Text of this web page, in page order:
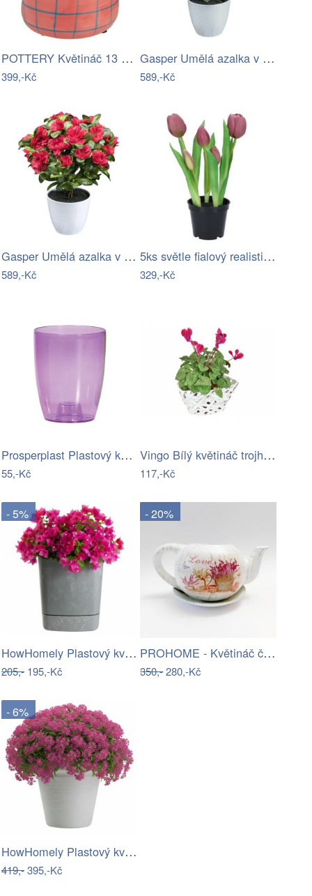
POTTERY Květináč 13 cm - růžová/modrá
399,-Kč
Gasper Umělá azalka v bílém květináči,…
589,-Kč
Gasper Umělá azalka v bílém květináči,…
589,-Kč
5ks světle fialový realistický tulipán…
329,-Kč
Prosperplast Plastový květináč na…
55,-Kč
Vingo Bílý květináč trojhranný Rozměry …
117,-Kč
- 5%
HowHomely Plastový květináč s podmiskou…
205,- 195,-Kč
- 20%
PROHOME - Květináč čajník Levandule
350,-280,-Kč
- 6%
HowHomely Plastový květináč Riflo 40x46…
419,-395,-Kč